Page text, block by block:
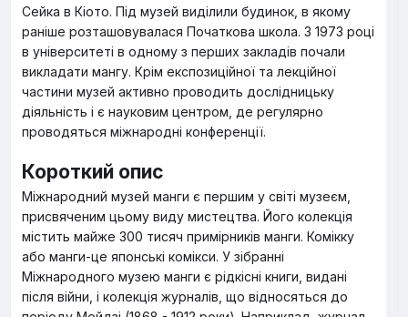
Сейка в Кіото. Під музей виділили будинок, в якому
раніше розташовувалася Початкова школа. З 1973 році
в університеті в одному з перших закладів почали
викладати мангу. Крім експозиційної та лекційної
частини музей активно проводить дослідницьку
діяльність і є науковим центром, де регулярно
проводяться міжнародні конференції.
Короткий опис
Міжнародний музей манги є першим у світі музеєм,
присвяченим цьому виду мистецтва. Його колекція
містить майже 300 тисяч примірників манги. Комікку
або манги-це японські комікси. У зібранні
Міжнародного музею манги є рідкісні книги, видані
після війни, і колекція журналів, що відносяться до